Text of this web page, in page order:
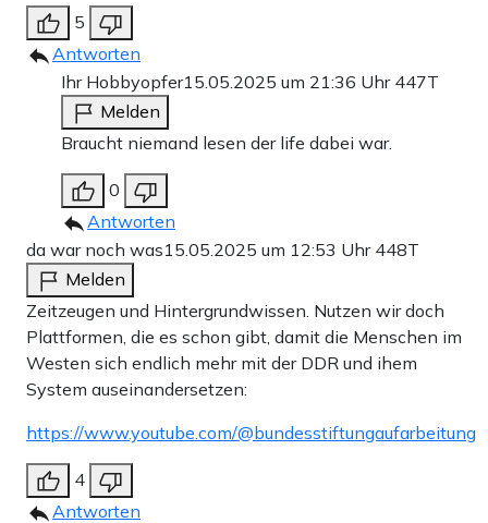
5
Antworten
Ihr Hobbyopfer15.05.2025 um 21:36 Uhr 447T
Melden
Braucht niemand lesen der life dabei war.
0
Antworten
da war noch was15.05.2025 um 12:53 Uhr 448T
Melden
Zeitzeugen und Hintergrundwissen. Nutzen wir doch
Plattformen, die es schon gibt, damit die Menschen im
Westen sich endlich mehr mit der DDR und ihem
System auseinandersetzen:
https://www.youtube.com/@bundesstiftungaufarbeitung
4
Antworten